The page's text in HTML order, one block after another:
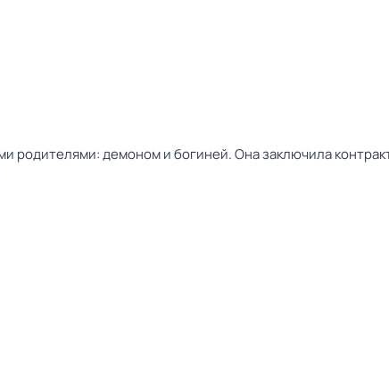
родителями: демоном и богиней. Она заключила